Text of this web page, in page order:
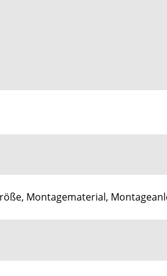
Montagematerial,